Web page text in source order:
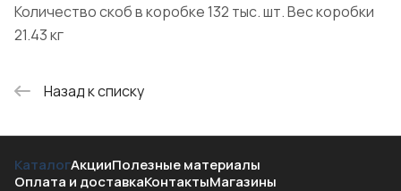
Количество скоб в коробке 132 тыс. шт. Вес коробки
21.43 кг
Назад к списку
КаталогАкцииПолезные материалы
Оплата и доставкаКонтактыМагазины